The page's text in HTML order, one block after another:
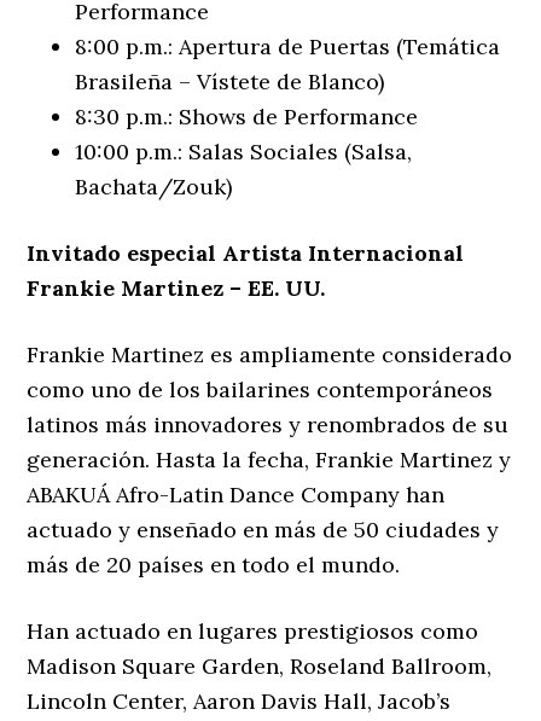
Performance
8:00 p.m.: Apertura de Puertas (Temática
Brasileña – Vístete de Blanco)
8:30 p.m.: Shows de Performance
10:00 p.m.: Salas Sociales (Salsa,
Bachata/Zouk)
Invitado especial Artista Internacional
Frankie Martinez – EE. UU.
Frankie Martinez es ampliamente considerado
como uno de los bailarines contemporáneos
latinos más innovadores y renombrados de su
generación. Hasta la fecha, Frankie Martinez y
ABAKUÁ Afro-Latin Dance Company han
actuado y enseñado en más de 50 ciudades y
más de 20 países en todo el mundo.
Han actuado en lugares prestigiosos como
Madison Square Garden, Roseland Ballroom,
Lincoln Center, Aaron Davis Hall, Jacob’s